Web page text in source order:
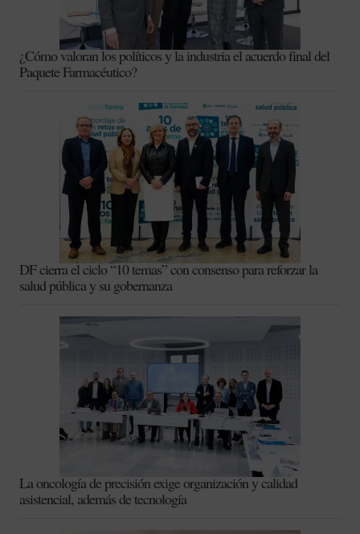
¿Cómo valoran los políticos y la industria el acuerdo final del
Paquete Farmacéutico?
DF cierra el ciclo “10 temas” con consenso para reforzar la
salud pública y su gobernanza
La oncología de precisión exige organización y calidad
asistencial, además de tecnología